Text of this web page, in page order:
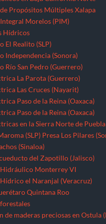
Propósitos Múltiples Xalapa
Morelos (PIM)
Hídricos
El Realito (SLP)
Independencia (Sonora)
Río San Pedro (Guerrero)
La Parota (Guerrero)
Las Cruces (Nayarit)
Paso de la Reina (Oaxaca)
Paso de la Reina (Oaxaca)
en la Sierra Norte de Puebla
(SLP) Presa Los Pilares
(Sinaloa)
del Zapotillo (Jalisco)
Monterrey VI
el Naranjal (Veracruz)
Quintana Roo
de maderas preciosas en Ostula